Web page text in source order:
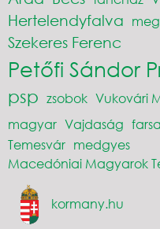
Hertelendyfalva
Szekeres Ferenc
Petőfi Sándor
psp zsobok Vukovári
magyar Vajdaság
Temesvár medgyes
Macedóniai Magyarok
kormany.hu